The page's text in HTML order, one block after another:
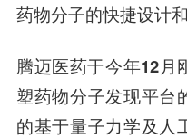
药物分子的快捷设计和
腾迈医药于今年12月
塑药物分子发现平台
的基于量子力学及人